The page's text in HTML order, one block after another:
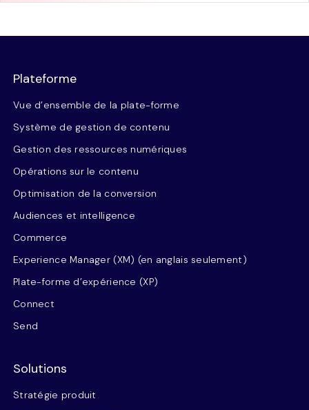
Plateforme
Vue d’ensemble de la plate-forme
Système de gestion de contenu
Gestion des ressources numériques
Opérations sur le contenu
Optimisation de la conversion
Audiences et intelligence
Commerce
Experience Manager (XM) (en anglais seulement)
Plate-forme d’expérience (XP)
Connect
Send
Solutions
Stratégie produit